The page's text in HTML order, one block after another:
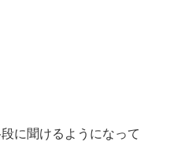
に聞けるようになって